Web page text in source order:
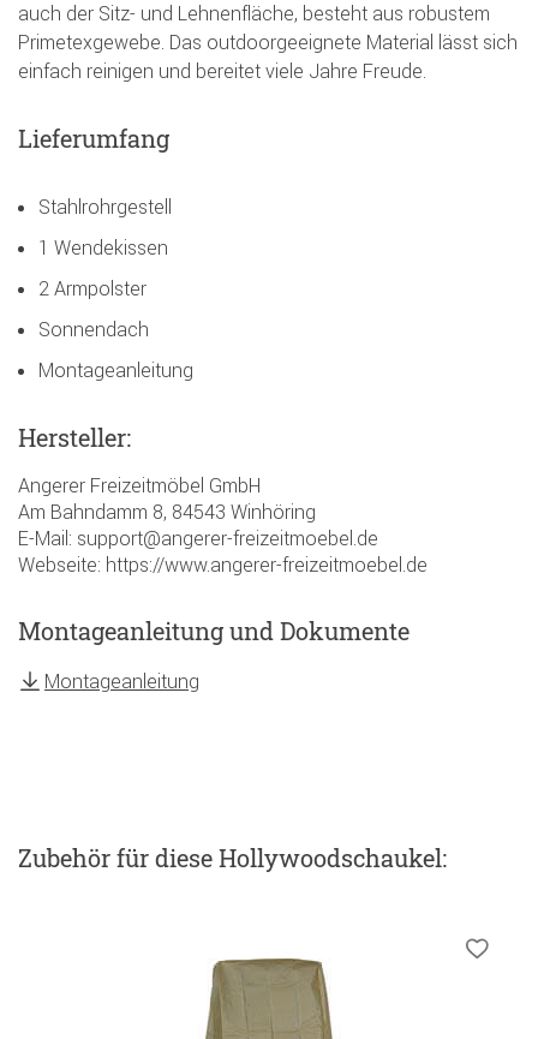
auch der Sitz- und Lehnenfläche, besteht aus robustem
Primetexgewebe. Das outdoorgeeignete Material lässt sich
einfach reinigen und bereitet viele Jahre Freude.
Lieferumfang
Stahlrohrgestell
1 Wendekissen
2 Armpolster
Sonnendach
Montageanleitung
Hersteller:
Angerer Freizeitmöbel GmbH
Am Bahndamm 8, 84543 Winhöring
E-Mail: support@angerer-freizeitmoebel.de
Webseite: https://www.angerer-freizeitmoebel.de
Montageanleitung und Dokumente
Montageanleitung
Zubehörfür diese Hollywoodschaukel: